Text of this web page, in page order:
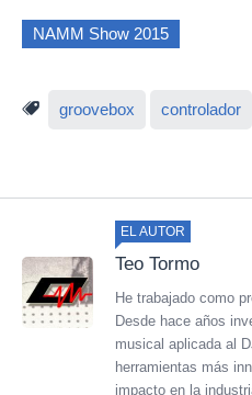
NAMM Show 2015
groovebox controlador
EL AUTOR
Teo Tormo
He trabajado como
Desde hace años
musical aplicada al
herramientas más
impacto en la